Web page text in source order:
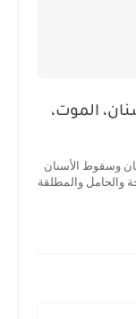
الموت،
وسقوط الأسنان
والحامل والمطلقة